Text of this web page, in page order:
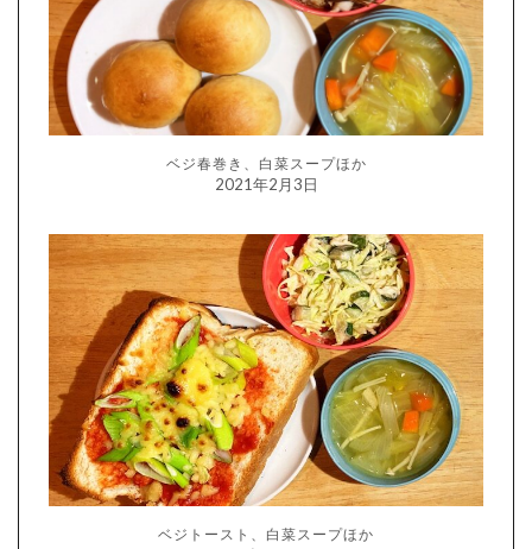
ベジ春巻き、白菜スープほか
2021年2月3日
ベジトースト、白菜スープほか